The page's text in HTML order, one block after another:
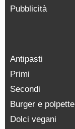
Pubblicità
Antipasti
Primi
Secondi
Burger e polpette
Dolci vegani